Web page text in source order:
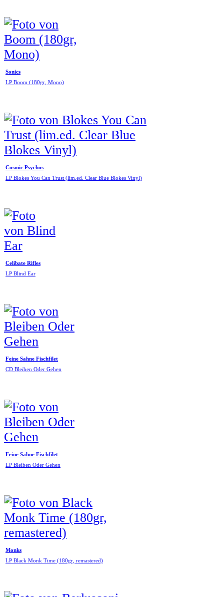
Sonics
LP Boom (180gr, Mono)
Cosmic Psychos
LP Blokes You Can Trust (lim.ed. Clear Blue Blokes Vinyl)
Celibate Rifles
LP Blind Ear
Feine Sahne Fischfilet
CD Bleiben Oder Gehen
Feine Sahne Fischfilet
LP Bleiben Oder Gehen
Monks
LP Black Monk Time (180gr, remastered)